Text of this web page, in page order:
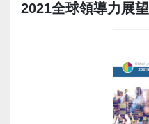
2021全球領導力展望